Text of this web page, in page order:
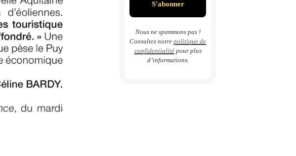
Nous ne spammons pas !
Consultez notre politique de
confidentialitépour plus
d’informations.